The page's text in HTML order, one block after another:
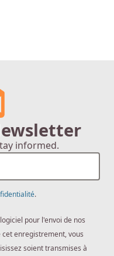
informed.
.
pour l'envoi de nos
enregistrement, vous
soient transmises à